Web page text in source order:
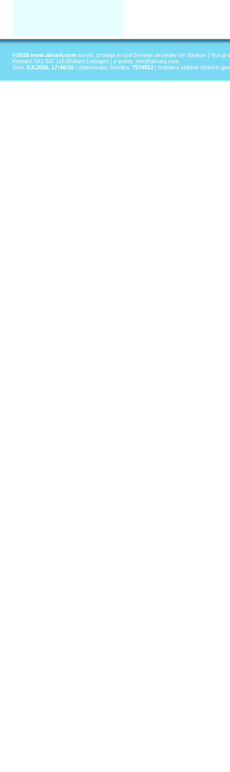
©2018 www.akvarij.com servis, prodaja in vzdrževanje akvarijev ter ribnikov | Vse
Kontakt: 041 697 116 [Robert Leitinger] | e-pošta: info@akvarij.com
Smo: 8.8.2026, 17:46:55 | obiskovalec številka: 7574922 | Izdelava spletne strani in